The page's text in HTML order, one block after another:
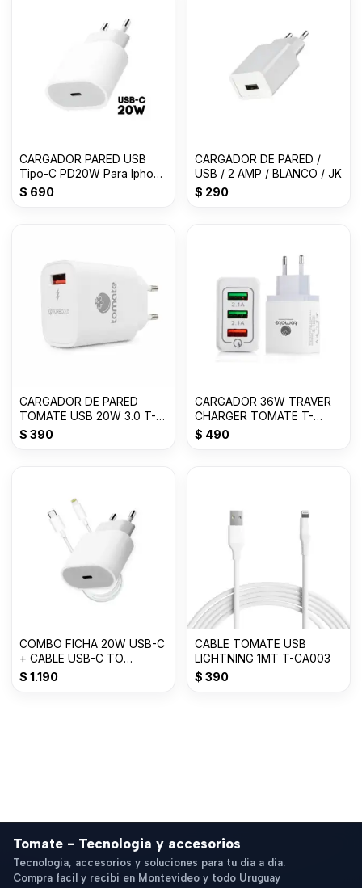
CARGADOR PARED USB
Tipo-C PD20W Para Iphone
BLANCO
$ 690
CARGADOR DE PARED /
USB / 2 AMP / BLANCO / JK
$ 290
CARGADOR DE PARED
TOMATE USB 20W 3.0 T-
CH001
$ 390
CARGADOR 36W TRAVER
CHARGER TOMATE T-
CH002
$ 490
COMBO FICHA 20W USB-C
+ CABLE USB-C TO
LIGHTNING - TOMATE
$ 1.190
CABLE TOMATE USB
LIGHTNING 1MT T-CA003
$ 390
Tomate - Tecnologia y accesorios
Tecnologia, accesorios y soluciones para tu dia a dia.
Compra facil y recibi en Montevideo y todo Uruguay